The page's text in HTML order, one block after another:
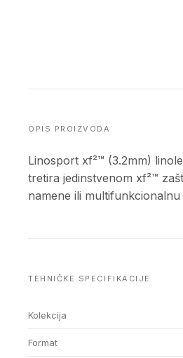
OPIS PROIZVODA
Linosport xf²™ (3.2mm)
tretira jedinstvenom xf²™
namene ili
TEHNIČKE SPECIFIKACIJE
Kolekcija
Format